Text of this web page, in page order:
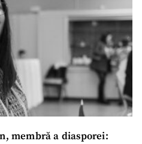
membră a diasporei: